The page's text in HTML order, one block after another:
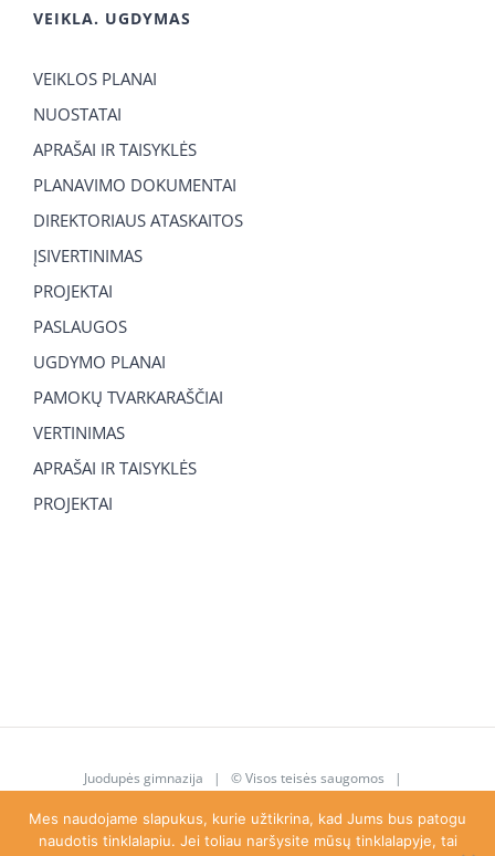
VEIKLA. UGDYMAS
VEIKLOS PLANAI
NUOSTATAI
APRAŠAI IR TAISYKLĖS
PLANAVIMO DOKUMENTAI
DIREKTORIAUS ATASKAITOS
ĮSIVERTINIMAS
PROJEKTAI
PASLAUGOS
UGDYMO PLANAI
PAMOKŲ TVARKARAŠČIAI
VERTINIMAS
APRAŠAI IR TAISYKLĖS
PROJEKTAI
Juodupės gimnazija | © Visos teisės saugomos |
juodupe.gimnazija@gmail.com| 8 615 92 763
Mes naudojame slapukus, kurie užtikrina, kad Jums bus patogu
naudotis tinklalapiu. Jei toliau naršysite mūsų tinklalapyje, tai